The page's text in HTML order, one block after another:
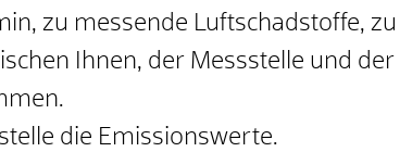
zu messende Luftschadstoffe,
Ihnen, der Messstelle und
die Emissionswerte.